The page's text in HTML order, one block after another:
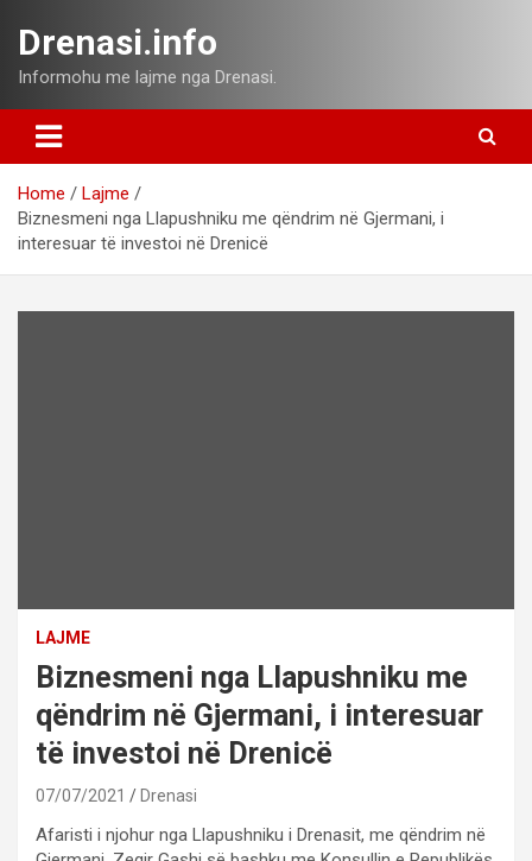
content
Drenasi.info
Informohu me lajme nga Drenasi.
Home
Lajme
Biznesmeni nga Llapushniku me qëndrim në Gjermani, i
interesuar të investoi në Drenicë
LAJME
Biznesmeni nga Llapushniku me
qëndrim në Gjermani, i interesuar
të investoi në Drenicë
07/07/2021 Drenasi
Afaristi i njohur nga Llapushniku i Drenasit, me qëndrim në